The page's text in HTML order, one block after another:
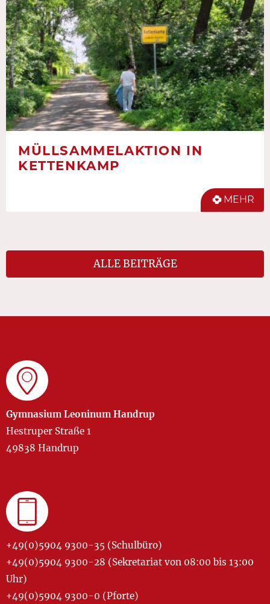
MÜLLSAMMELAKTION IN
KETTENKAMP
MEHR
ALLE BEITRÄGE
Gymnasium Leoninum Handrup
Hestruper Straße 1
49838 Handrup
+49(0)5904 9300-35 (Schulbüro)
+49(0)5904 9300-28 (Sekretariat von 08:00 bis 13:00
Uhr)
+49(0)5904 9300-0 (Pforte)